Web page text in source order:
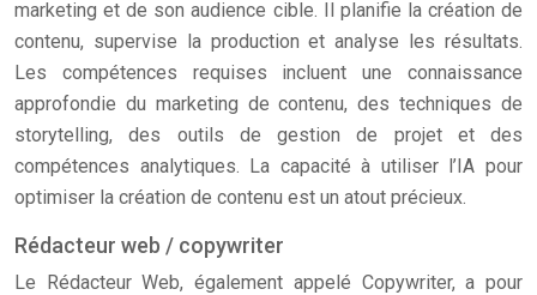
marketing et de son audience cible. Il planifie la création de
contenu, supervise la production et analyse les résultats.
Les compétences requises incluent une connaissance
approfondie du marketing de contenu, des techniques de
storytelling, des outils de gestion de projet et des
compétences analytiques. La capacité à utiliser l’IA pour
optimiser la création de contenu est un atout précieux.
Rédacteur web / copywriter
Le Rédacteur Web, également appelé Copywriter, a pour